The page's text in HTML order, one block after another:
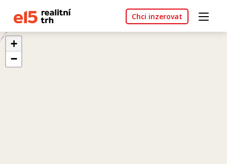
Chci inzerovat
+
−